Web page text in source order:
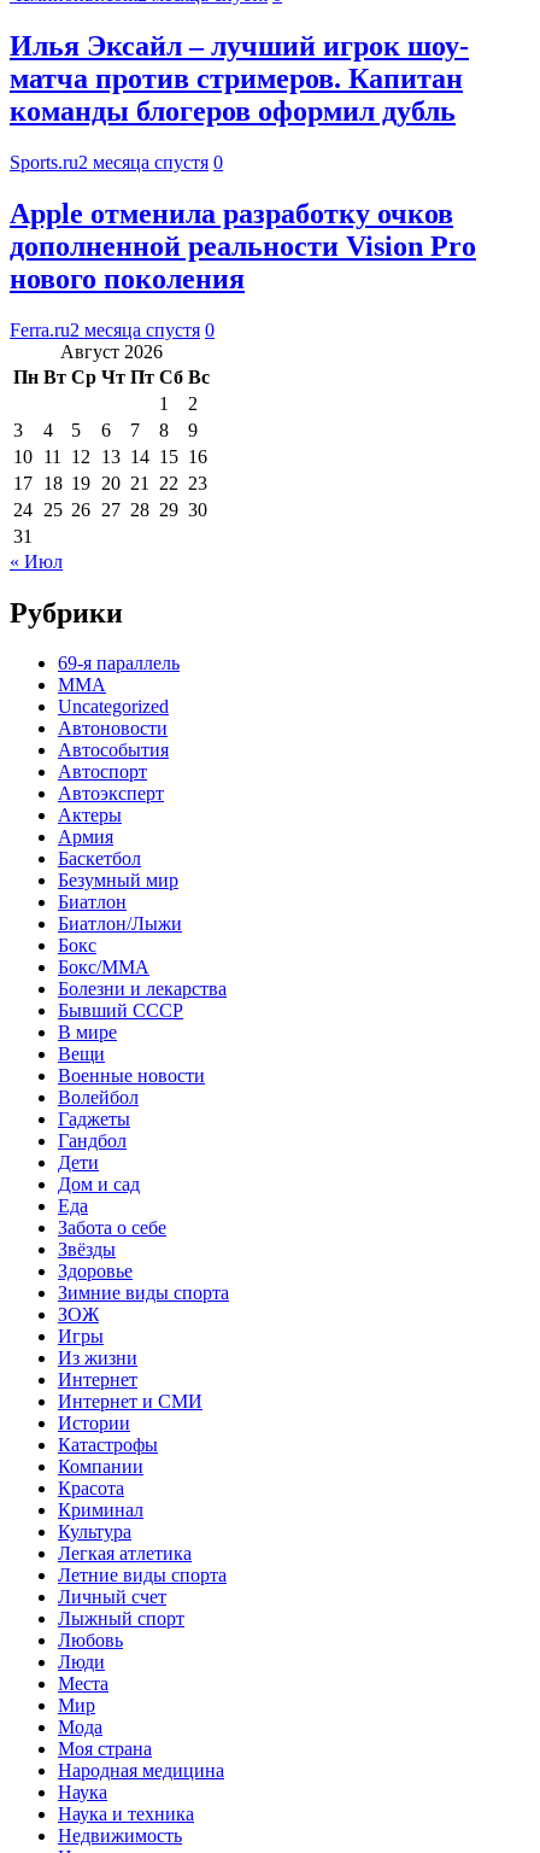
Илья Эксайл – лучший игрок шоу-
матча против стримеров. Капитан
команды блогеров оформил дубль
Sports.ru2 месяца спустя 0
Apple отменила разработку очков
дополненной реальности Vision Pro
нового поколения
Ferra.ru2 месяца спустя 0
Август 2026
Пн Вт Ср Чт Пт Сб Вс
1
2
3
4 5 6 7 8
9
10 11 12 13 14 15 16
17 18 19 20 21 22 23
24 25 26 27 28 29 30
31
« Июл
Рубрики
69-я параллель
MMA
Uncategorized
Автоновости
Автособытия
Автоспорт
Автоэксперт
Актеры
Армия
Баскетбол
Безумный мир
Биатлон
Биатлон/Лыжи
Бокс
Бокс/MMA
Болезни и лекарства
Бывший СССР
В мире
Вещи
Военные новости
Волейбол
Гаджеты
Гандбол
Дети
Дом и сад
Еда
Забота о себе
Звёзды
Здоровье
Зимние виды спорта
ЗОЖ
Игры
Из жизни
Интернет
Интернет и СМИ
Истории
Катастрофы
Компании
Красота
Криминал
Культура
Легкая атлетика
Летние виды спорта
Личный счет
Лыжный спорт
Любовь
Люди
Места
Мир
Мода
Моя страна
Народная медицина
Наука
Наука и техника
Недвижимость